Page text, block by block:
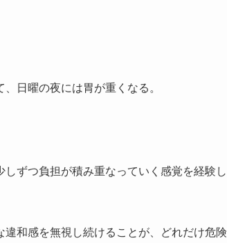
日曜の夜には胃が重くなる。
ずつ負担が積み重なっていく感覚を経験し
和感を無視し続けることが、どれだけ危険